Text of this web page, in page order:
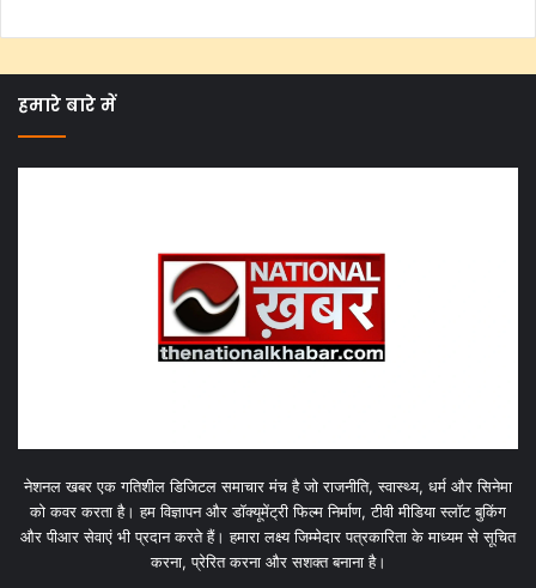
हमारे बारे में
नेशनल खबर एक गतिशील डिजिटल समाचार मंच है जो राजनीति, स्वास्थ्य, धर्म और सिनेमा
को कवर करता है। हम विज्ञापन और डॉक्यूमेंट्री फिल्म निर्माण, टीवी मीडिया स्लॉट बुकिंग
और पीआर सेवाएं भी प्रदान करते हैं। हमारा लक्ष्य जिम्मेदार पत्रकारिता के माध्यम से सूचित
करना, प्रेरित करना और सशक्त बनाना है।